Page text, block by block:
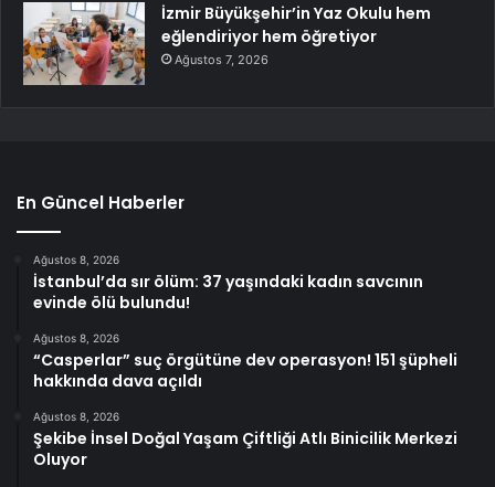
İzmir Büyükşehir’in Yaz Okulu hem
eğlendiriyor hem öğretiyor
Ağustos 7, 2026
En Güncel Haberler
Ağustos 8, 2026
İstanbul’da sır ölüm: 37 yaşındaki kadın savcının
evinde ölü bulundu!
Ağustos 8, 2026
“Casperlar” suç örgütüne dev operasyon! 151 şüpheli
hakkında dava açıldı
Ağustos 8, 2026
Şekibe İnsel Doğal Yaşam Çiftliği Atlı Binicilik Merkezi
Oluyor